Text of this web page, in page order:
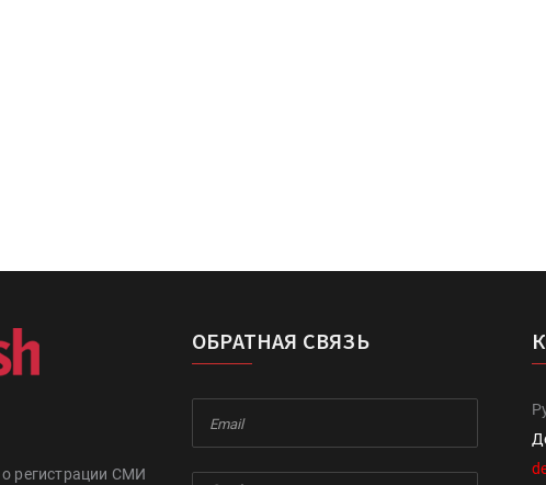
о регистрации СМИ
ОБРАТНАЯ СВЯЗЬ